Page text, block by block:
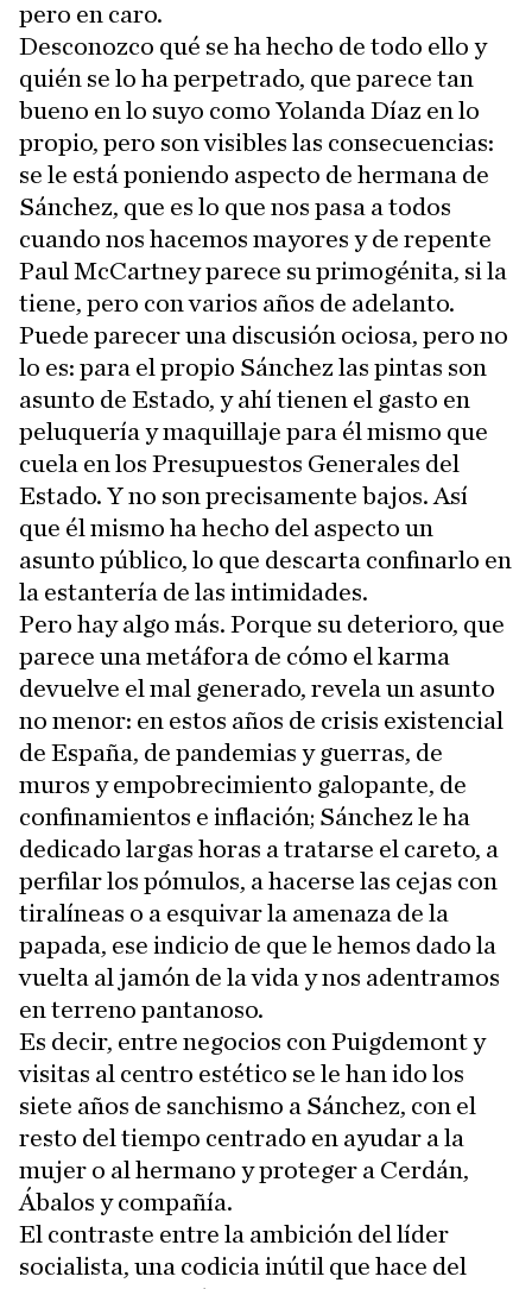
pero en caro.
Desconozco qué se ha hecho de todo ello y
quién se lo ha perpetrado, que parece tan
bueno en lo suyo como Yolanda Díaz en lo
propio, pero son visibles las consecuencias:
se le está poniendo aspecto de hermana de
Sánchez, que es lo que nos pasa a todos
cuando nos hacemos mayores y de repente
Paul McCartney parece su primogénita, si la
tiene, pero con varios años de adelanto.
Puede parecer una discusión ociosa, pero no
lo es: para el propio Sánchez las pintas son
asunto de Estado, y ahí tienen el gasto en
peluquería y maquillaje para él mismo que
cuela en los Presupuestos Generales del
Estado. Y no son precisamente bajos. Así
que él mismo ha hecho del aspecto un
asunto público, lo que descarta confinarlo en
la estantería de las intimidades.
Pero hay algo más. Porque su deterioro, que
parece una metáfora de cómo el karma
devuelve el mal generado, revela un asunto
no menor: en estos años de crisis existencial
de España, de pandemias y guerras, de
muros y empobrecimiento galopante, de
confinamientos e inflación; Sánchez le ha
dedicado largas horas a tratarse el careto, a
perfilar los pómulos, a hacerse las cejas con
tiralíneas o a esquivar la amenaza de la
papada, ese indicio de que le hemos dado la
vuelta al jamón de la vida y nos adentramos
en terreno pantanoso.
Es decir, entre negocios con Puigdemont y
visitas al centro estético se le han ido los
siete años de sanchismo a Sánchez, con el
resto del tiempo centrado en ayudar a la
mujer o al hermano y proteger a Cerdán,
Ábalos y compañía.
El contraste entre la ambición del líder
socialista, una codicia inútil que hace del